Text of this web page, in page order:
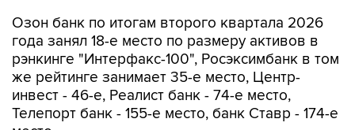
Озон банк по итогам второго квартала 2026
года занял 18-е место по размеру активов в
рэнкинге "Интерфакс-100", Росэксимбанк в том
же рейтинге занимает 35-е место, Центр-
инвест - 46-е, Реалист банк - 74-е место,
Телепорт банк - 155-е место, банк Ставр - 174-е